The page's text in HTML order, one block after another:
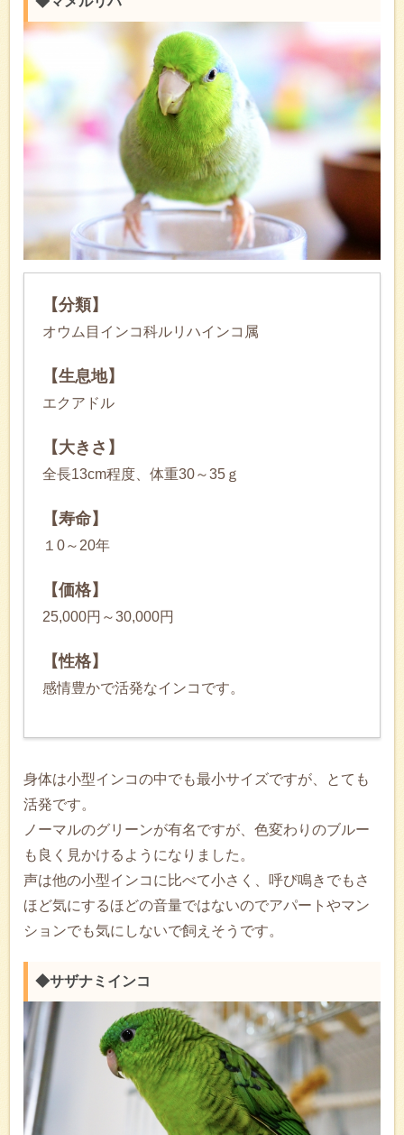
【分類】
オウム目インコ科ルリハインコ属
【生息地】
エクアドル
【大きさ】
全長13cm程度、体重30～35ｇ
【寿命】
１0～20年
【価格】
25,000円～30,000円
【性格】
感情豊かで活発なインコです。
身体は小型インコの中でも最小サイズですが、とても
活発です。
ノーマルのグリーンが有名ですが、色変わりのブルー
も良く見かけるようになりました。
声は他の小型インコに比べて小さく、呼び鳴きでもさ
ほど気にするほどの音量ではないのでアパートやマン
ションでも気にしないで飼えそうです。
◆サザナミインコ